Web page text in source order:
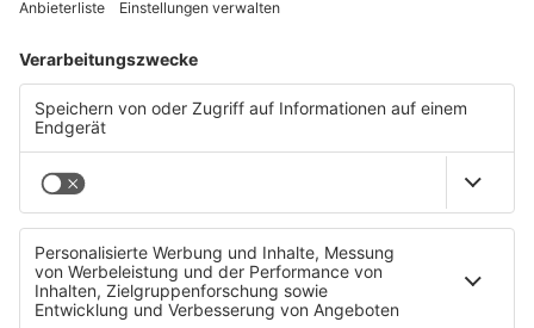
präsentieren und nicht irgendwas verkaufen.“
nachhaltiges Online Business musst du mit
Geduld und Spucke dabei sein.“
TAT0169 – Authentizität rules im Social Media
TAT0168 – So erstellst du Content
Brainstormings mit dem Golden Circle
TAT0167 – 6 Smartphone Apps für dein Social
Media und Online Marketing
TAT0166 – Mit diesen Tools visualisiert du deine